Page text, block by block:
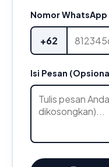
Nomor WhatsApp
+62
Isi Pesan